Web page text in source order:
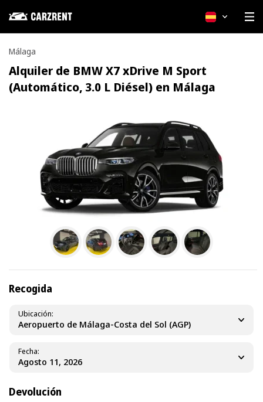
Español
Málaga
Alquiler de BMW X7 xDrive M Sport
(Automático, 3.0 L Diésel) en Málaga
Recogida
Aeropuerto de Málaga-Costa del Sol (AGP)
Ubicación
Fecha
Devolución